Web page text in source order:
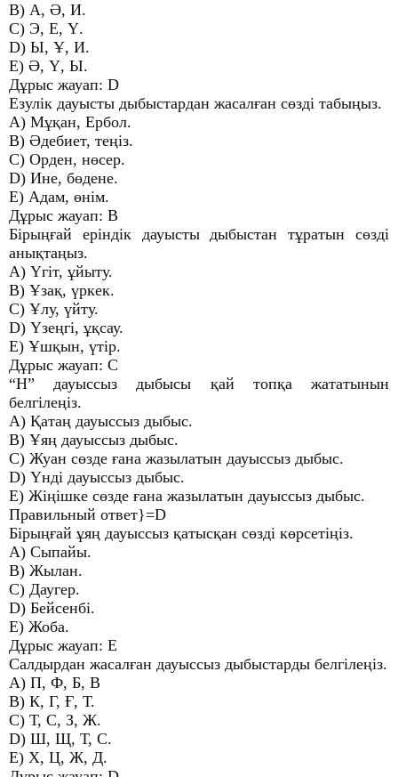
B) А, Ә, И.
C) Э, Е, Ү.
D) Ы, Ұ, И.
E) Ә, Ү, Ы.
Дұрыс жауап: D
Езулік дауысты дыбыстардан жасалған сөзді табыңыз.
A) Мұқан, Ербол.
B) Әдебиет, теңіз.
C) Орден, нөсер.
D) Ине, бөдене.
E) Адам, өнім.
Дұрыс жауап: B
Бірыңғай еріндік дауысты дыбыстан тұратын сөзді
анықтаңыз.
A) Үгіт, ұйыту.
B) Ұзақ, үркек.
C) Ұлу, үйту.
D) Үзеңгі, ұқсау.
E) Ұшқын, үтір.
Дұрыс жауап: C
“Н” дауыссыз дыбысы қай топқа жататынын
белгілеңіз.
A) Қатаң дауыссыз дыбыс.
B) Ұяң дауыссыз дыбыс.
C) Жуан сөзде ғана жазылатын дауыссыз дыбыс.
D) Үнді дауыссыз дыбыс.
E) Жіңішке сөзде ғана жазылатын дауыссыз дыбыс.
Правильный ответ}=D
Бірыңғай ұяң дауыссыз қатысқан сөзді көрсетіңіз.
A) Сыпайы.
B) Жылан.
C) Даугер.
D) Бейсенбі.
E) Жоба.
Дұрыс жауап: E
Салдырдан жасалған дауыссыз дыбыстарды белгілеңіз.
A) П, Ф, Б, В
B) К, Г, Ғ, Т.
C) Т, С, З, Ж.
D) Ш, Щ, Т, С.
E) Х, Ц, Ж, Д.